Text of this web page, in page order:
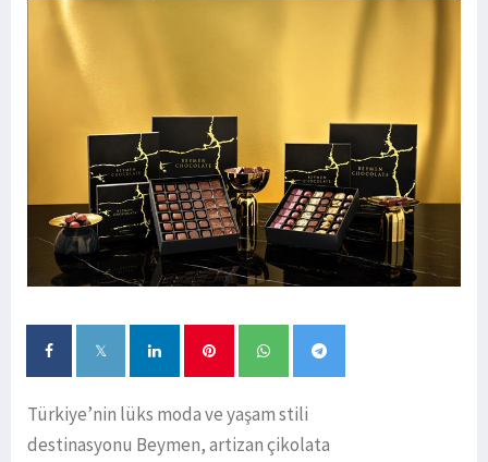
Türkiye’nin lüks moda ve yaşam stili
destinasyonu Beymen, artizan çikolata